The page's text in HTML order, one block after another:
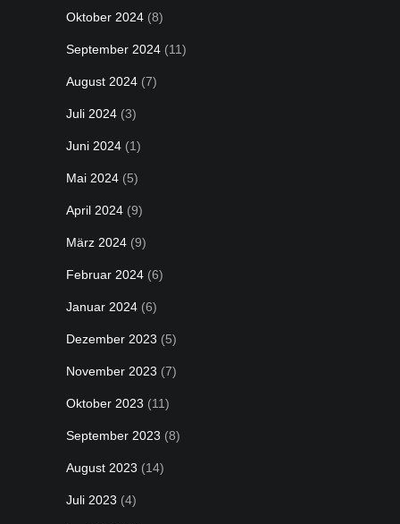
Oktober 2024 (8)
September 2024 (11)
August 2024 (7)
Juli 2024 (3)
Juni 2024 (1)
Mai 2024 (5)
April 2024 (9)
März 2024 (9)
Februar 2024 (6)
Januar 2024 (6)
Dezember 2023 (5)
November 2023 (7)
Oktober 2023 (11)
September 2023 (8)
August 2023 (14)
Juli 2023 (4)